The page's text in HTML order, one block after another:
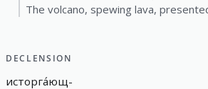
The volcano, spewing lava,
DECLENSION
исторга́ющ-